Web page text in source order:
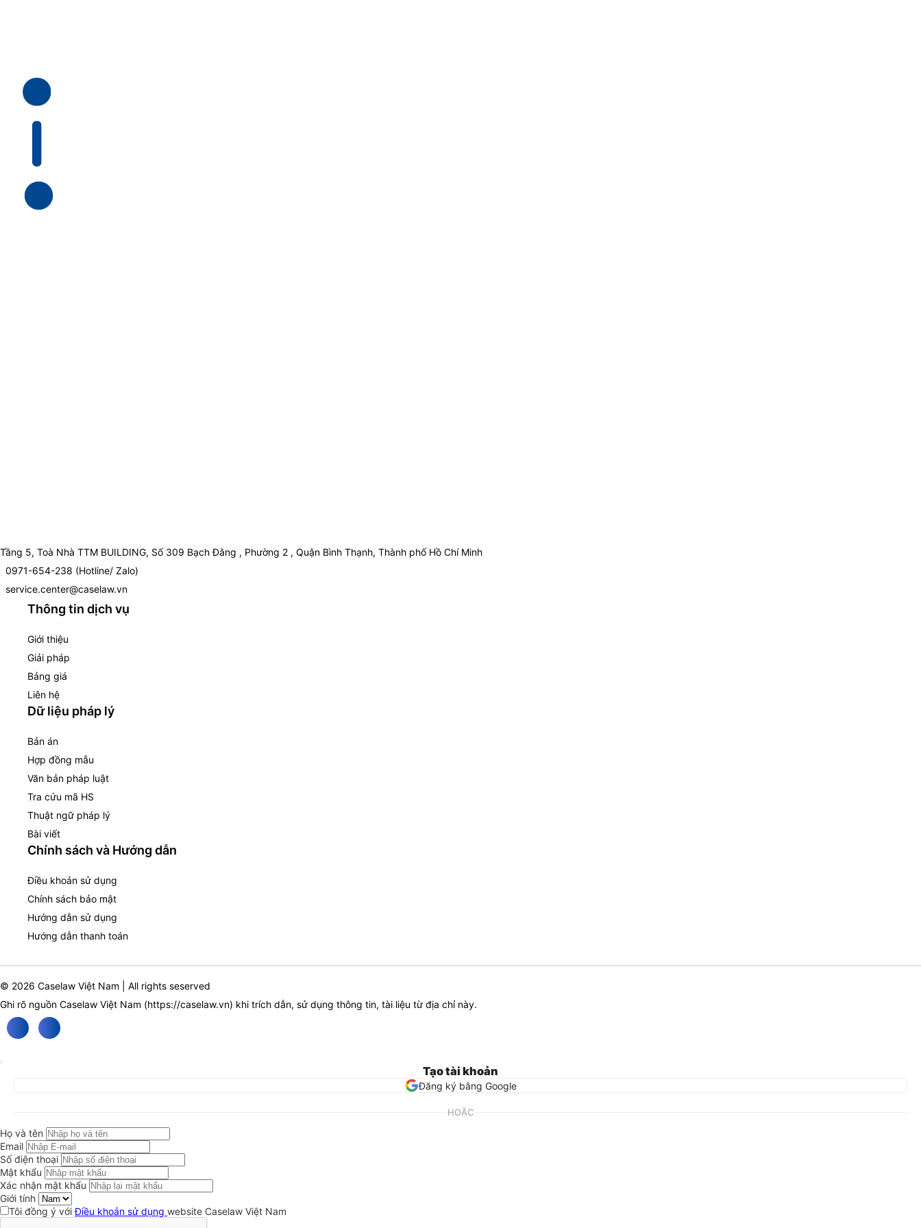
Tầng 5, Toà Nhà TTM BUILDING, Số 309 Bạch Đằng , Phường 2 , Quận Bình Thạnh, Thành phố Hồ Chí Minh
0971-654-238 (Hotline/ Zalo)
service.center@caselaw.vn
Thông tin dịch vụ
Giới thiệu
Giải pháp
Bảng giá
Liên hệ
Dữ liệu pháp lý
Bản án
Hợp đồng mẫu
Văn bản pháp luật
Tra cứu mã HS
Thuật ngữ pháp lý
Bài viết
Chính sách và Hướng dẫn
Điều khoản sử dụng
Chính sách bảo mật
Hướng dẫn sử dụng
Hướng dẫn thanh toán
© 2026 Caselaw Việt Nam | All rights seserved
Ghi rõ nguồn Caselaw Việt Nam (https://caselaw.vn) khi trích dẫn, sử dụng thông tin, tài liệu từ địa chỉ này.
Tạo tài khoản
Đăng ký bằng Google
HOẶC
Họ và tên
Email
Số điện thoại
Mật khẩu
Xác nhận mật khẩu
Giới tính
Tôi đồng ý vớiĐiều khoản sử dụng website Caselaw Việt Nam